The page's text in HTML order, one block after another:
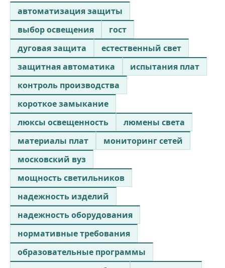
автоматизация защиты
выбор освещения
гост
дуговая защита
естественный свет
защитная автоматика
испытания плат
контроль производства
короткое замыкание
люксы освещенность
люмены света
материалы плат
мониторинг сетей
московский вуз
мощность светильников
надежность изделий
надежность оборудования
нормативные требования
образовательные программы